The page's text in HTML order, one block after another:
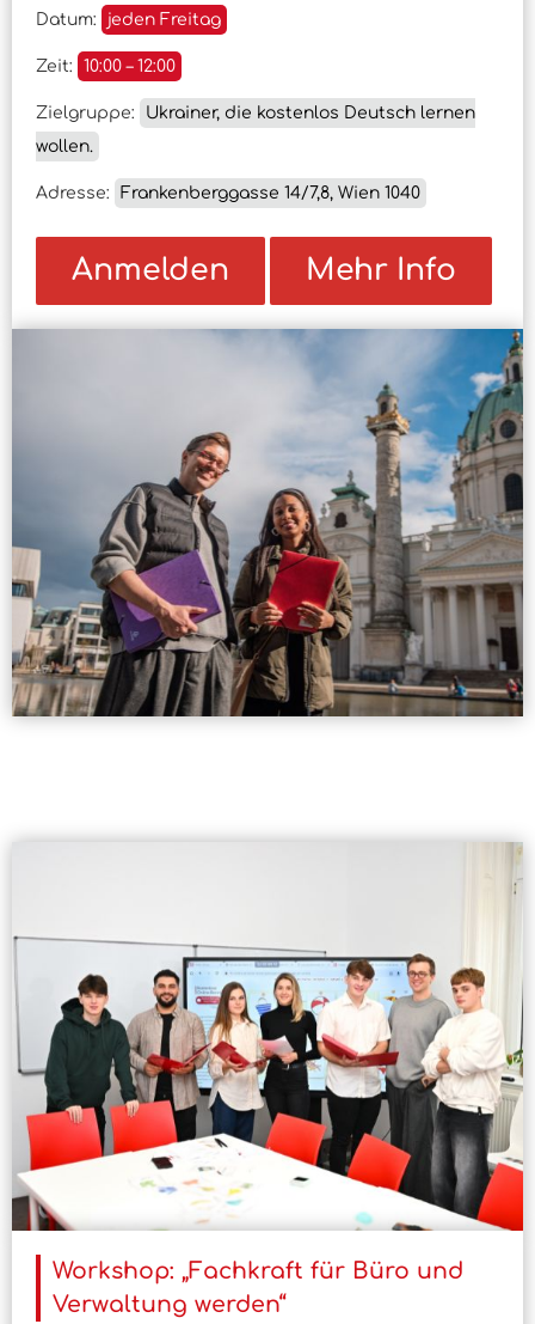
Datum: jeden Freitag
Zeit: 10:00 – 12:00
Zielgruppe:
Ukrainer, die kostenlos Deutsch lernen
wollen.
Adresse: Frankenberggasse 14/7,8, Wien 1040
Anmelden Mehr Info
Workshop: „Fachkraft für Büro und
Verwaltung werden“